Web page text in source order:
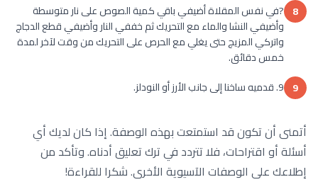
8 ?في نفس المقلاة أضيفي باقي كمية الصوص على نار متوسطة
وأضيفي النشا والماء مع التحريك ثم خففي النار وأضيفي قطع الدجاج
واتركي المزيج حتى يغلي مع الحرص على التحريك من وقت لآخر لمدة
خمس دقائق.
9 9. قدميه ساخنا إلى جانب الأرز أو النودلز.
أتمنى أن تكون قد استمتعت بهذه الوصفة. إذا كان لديك أي
أسئلة أو اقتراحات، فلا تتردد في ترك تعليق أدناه. وتأكد من
إطلاعك على الوصفات الآسيوية الأخرى. شكرا للقراءة!